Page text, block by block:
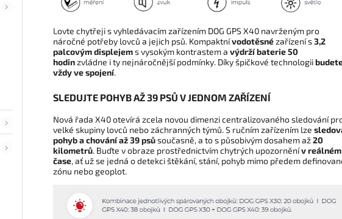
Lovte chytřeji s vyhledávacím zařízením DOG GPS X40 navrženým pro
náročné potřeby lovců a jejich psů. Kompaktnívodotěsnézařízení s3,2
palcovýmdisplejems vysokým kontrastem a výdrží baterie 50
hodinzvládne i ty nejnáročnější podmínky. Díky špičkové technologii
vždy ve spojení.
SLEDUJTE POHYB AŽ 39 PSŮ V JEDNOM ZAŘÍZENÍ
Nová řada X40 otevírá zcela novou dimenzi centralizovaného sledování
velké skupiny lovců nebo záchranných týmů. S ručním zařízením lze
pohyb a chování až 39 psůsoučasně, a to s působivým dosahem až20
kilometrů. Buďte v obraze prostřednictvím chytrých upozorněnív reálném
čase, ať už se jedná o detekci štěkání, stání, pohyb mimo předem
zónu nebo geoplot.